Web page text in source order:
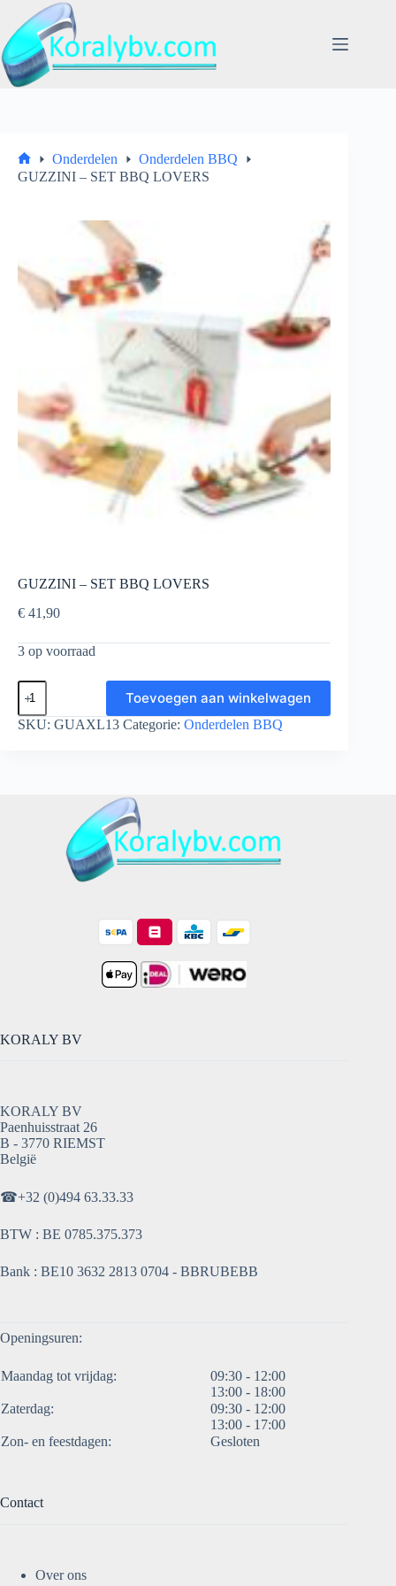
naar
de
inhoud
Home
Onderdelen
Onderdelen BBQ
GUZZINI – SET BBQ LOVERS
GUZZINI – SET BBQ LOVERS
€ 41,90
3 op voorraad
GUZZINI
SET
BBQ
Toevoegen aan winkelwagen
SKU: GUAXL13 Categorie: Onderdelen BBQ
KORALY BV
KORALY BV
Paenhuisstraat 26
B - 3770 RIEMST
België
☎+32 (0)494 63.33.33
BTW : BE 0785.375.373
Bank : BE10 3632 2813 0704 - BBRUBEBB
Openingsuren:
Maandag tot vrijdag:
09:30 - 12:00
13:00 - 18:00
Zaterdag:
09:30 - 12:00
13:00 - 17:00
Zon- en feestdagen:
Gesloten
Contact
Over ons